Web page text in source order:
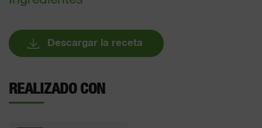
Descargar la receta
REALIZADO CON